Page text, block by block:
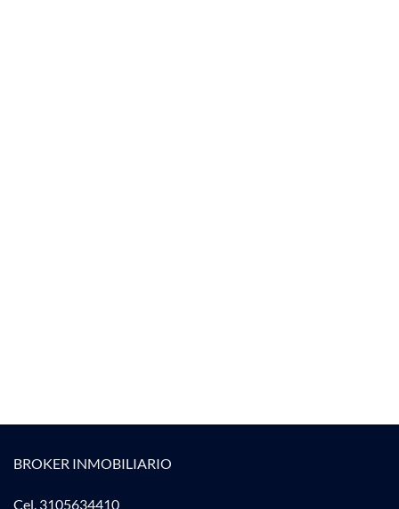
BROKER INMOBILIARIO
Cel. 3105634410